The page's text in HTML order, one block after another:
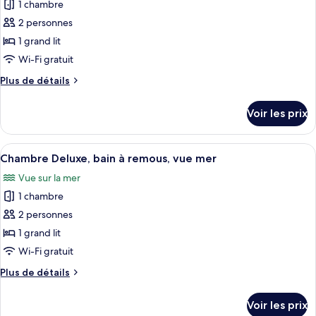
photos
pour
ce
type
chambre :
Standard
1 chambre
2 personnes
1 grand lit
Wi-Fi gratuit
Plus de détails
Plus
le
type
de
Chambre
Double
Standard
Voir les prix
Afficher
toutes
les
photos
pour
ce
type
chambre :
Une chambre à coucher
10
Chambre Deluxe, bain à remous, vue mer
Vue sur la mer
1 chambre
2 personnes
1 grand lit
Wi-Fi gratuit
Plus de détails
Plus
Voir les prix